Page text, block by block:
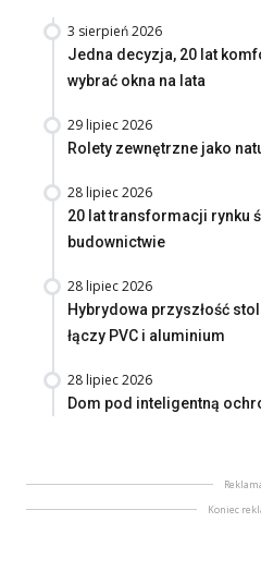
3 sierpień 2026
Jedna decyzja, 20 lat
wybrać okna na lata
29 lipiec 2026
Rolety zewnętrzne jako
28 lipiec 2026
20 lat transformacji rynku
budownictwie
28 lipiec 2026
Hybrydowa przyszłość
łączy PVC i aluminium
28 lipiec 2026
Dom pod inteligentną
Koniec